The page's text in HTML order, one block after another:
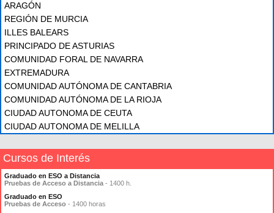
ARAGÓN
REGIÓN DE MURCIA
ILLES BALEARS
PRINCIPADO DE ASTURIAS
COMUNIDAD FORAL DE NAVARRA
EXTREMADURA
COMUNIDAD AUTÓNOMA DE CANTABRIA
COMUNIDAD AUTÓNOMA DE LA RIOJA
CIUDAD AUTONOMA DE CEUTA
CIUDAD AUTONOMA DE MELILLA
Cursos de Interés
Graduado en ESO a Distancia
Pruebas de Acceso a Distancia - 1400 h.
Graduado en ESO
Pruebas de Acceso - 1400 horas